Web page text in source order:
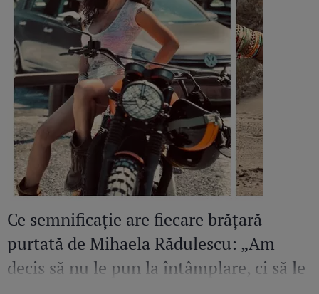
Ce semnificație are fiecare brățară
purtată de Mihaela Rădulescu: „Am
decis să nu le pun la întâmplare, ci să le